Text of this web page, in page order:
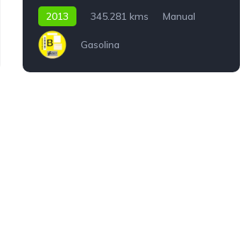
2013 345.281 kms Manual
Gasolina